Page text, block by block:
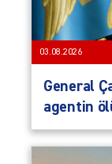
03.08.2026
General
agentin